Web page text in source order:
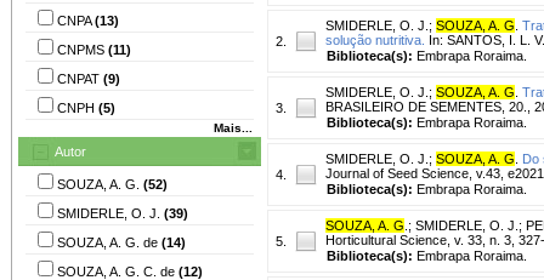
CNPA(13)
CNPMS (11)
CNPAT (9)
CNPH (5)
Mais...
Autor
SOUZA, A. G. (52)
SMIDERLE, O. J. (39)
SOUZA, A. G. de (14)
SOUZA, A. G. C. de (12)
2.
SMIDERLE, O. J. ; SOUZA, A. G
solução nutritiva. In: SANTOS, I. L.
Biblioteca(s): Embrapa Roraima.
3.
SMIDERLE, O. J. ; SOUZA, A. G
BRASILEIRO DE SEMENTES, 20.,
Biblioteca(s): Embrapa Roraima.
4.
SMIDERLE, O. J. ; SOUZA, A. G
Do
Journal of Seed Science, v.43,
Biblioteca(s): Embrapa Roraima.
5.
SOUZA, A. G ; SMIDERLE, O. J. ;
Horticultural Science, v. 33, n. 3,
Biblioteca(s): Embrapa Roraima.